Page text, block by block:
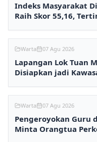
Indeks Masyarakat
Raih Skor 55,16,
Warta 07 Agu 2026
Lapangan Lok Tuan
Disiapkan jadi
Warta 07 Agu 2026
Pengeroyokan Guru
Minta Orangtua